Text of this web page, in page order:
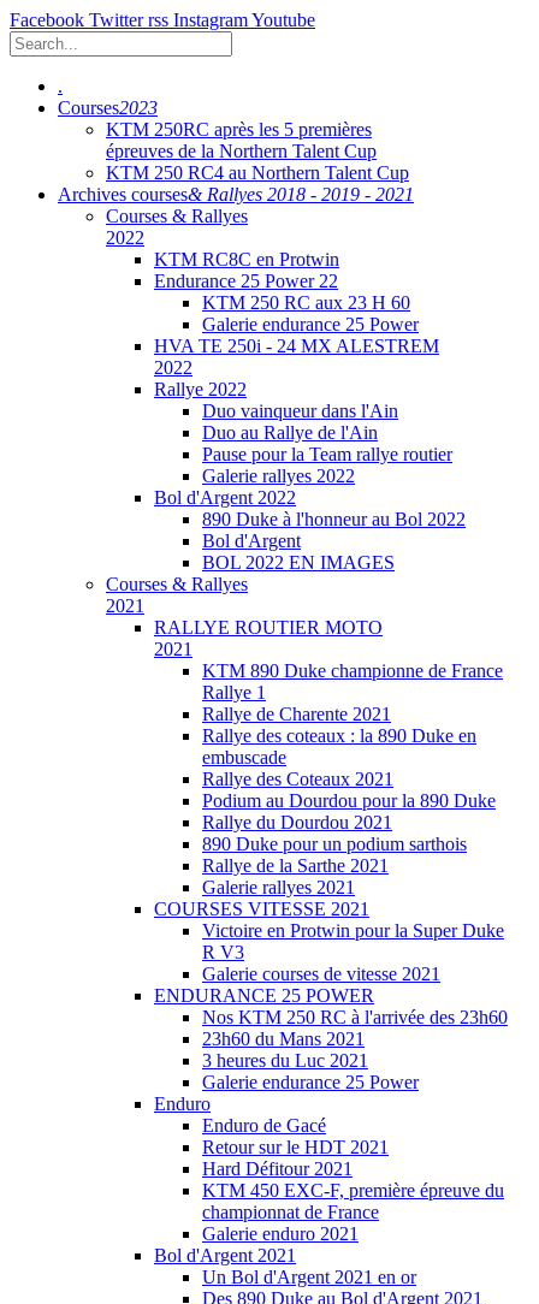
Facebook Twitter rss InstagramYoutube
.
Courses2023
KTM 250RC après les 5 premières
épreuves de la Northern Talent Cup
KTM 250 RC4 au Northern Talent Cup
Archives courses& Rallyes 2018 - 2019 - 2021
Courses & Rallyes
2022
KTM RC8C en Protwin
Endurance 25 Power 22
KTM 250 RC aux 23 H 60
Galerie endurance 25 Power
HVA TE 250i - 24 MX ALESTREM
2022
Rallye 2022
Duo vainqueur dans l'Ain
Duo au Rallye de l'Ain
Pause pour la Team rallye routier
Galerie rallyes 2022
Bol d'Argent 2022
890 Duke à l'honneur au Bol 2022
Bol d'Argent
BOL 2022 EN IMAGES
Courses & Rallyes
2021
RALLYE ROUTIER MOTO
2021
KTM 890 Duke championne de France
Rallye 1
Rallye de Charente 2021
Rallye des coteaux : la 890 Duke en
embuscade
Rallye des Coteaux 2021
Podium au Dourdou pour la 890 Duke
Rallye du Dourdou 2021
890 Duke pour un podium sarthois
Rallye de la Sarthe 2021
Galerie rallyes 2021
COURSES VITESSE 2021
Victoire en Protwin pour la Super Duke
R V3
Galerie courses de vitesse 2021
ENDURANCE 25 POWER
Nos KTM 250 RC à l'arrivée des 23h60
23h60 du Mans 2021
3 heures du Luc 2021
Galerie endurance 25 Power
Enduro
Enduro de Gacé
Retour sur le HDT 2021
Hard Défitour 2021
KTM 450 EXC-F, première épreuve du
championnat de France
Galerie enduro 2021
Bol d'Argent 2021
Un Bol d'Argent 2021 en or
Des 890 Duke au Bol d'Argent 2021